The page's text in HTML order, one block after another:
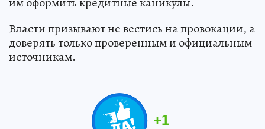
Власти призывают не вестись на провокации, а
доверять только проверенным и официальным
источникам.
+1